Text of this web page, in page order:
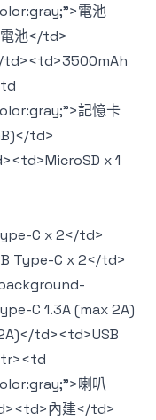
電池
池</td>
td><td>3500mAh
記憶卡
td>
x 1
C x 2</td>
Type-C x 2</td>
C 1.3A (max 2A)
td><td>USB
喇叭
內建</td>